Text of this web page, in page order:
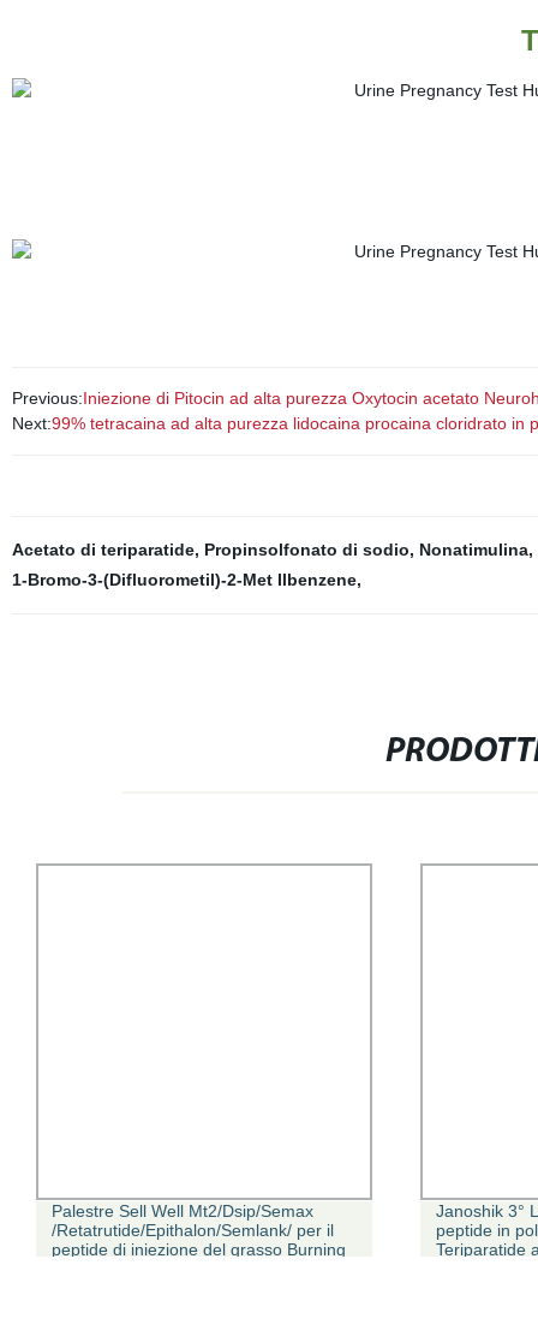
Previous:Iniezione di Pitocin ad alta purezza Oxytocin acetato
Next:99% tetracaina ad alta purezza lidocaina procaina cloridrato in
Acetato di teriparatide, Propinsolfonato di sodio, Nonatimulina,
1-Bromo-3-(Difluorometil)-2-Met Ilbenzene,
Palestre Sell Well Mt2/Dsip/Semax
/Retatrutide/Epithalon/Semlank/ per il
peptide di iniezione del grasso Burning
Janoshik 3°
peptide in
Teriparatide